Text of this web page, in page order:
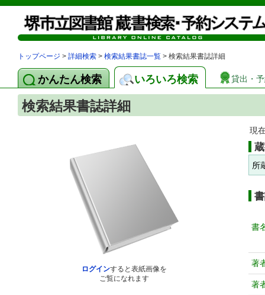
トップページ > 詳細検索 > 検索結果書誌一覧 > 検索結果書誌詳細
かんたん検索 いろいろ検索 貸出・
検索結果書誌詳細
ログインすると表紙画像を
ご覧になれます
現
所
書
著
著